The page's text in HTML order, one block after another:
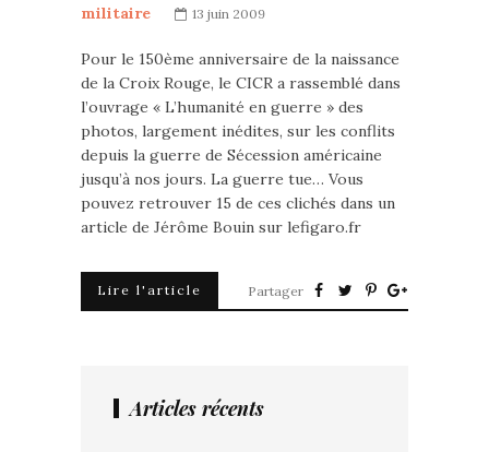
militaire
13 juin 2009
Pour le 150ème anniversaire de la naissance
de la Croix Rouge, le CICR a rassemblé dans
l’ouvrage « L’humanité en guerre » des
photos, largement inédites, sur les conflits
depuis la guerre de Sécession américaine
jusqu’à nos jours. La guerre tue… Vous
pouvez retrouver 15 de ces clichés dans un
article de Jérôme Bouin sur lefigaro.fr
Lire l'article Partager
Articles récents